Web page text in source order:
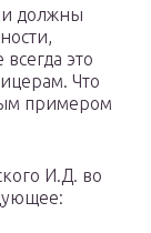
должны
это
Что
примером
И.Д. во